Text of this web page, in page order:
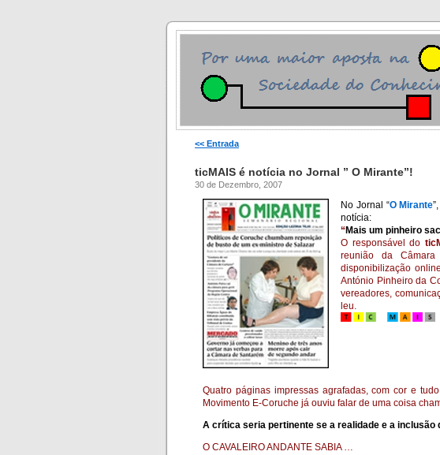
<< Entrada
ticMAIS é notícia no Jornal ” O Mirante”!
30 de Dezembro, 2007
No Jornal “O Mirante
notícia:
“Mais um pinheiro
O responsável do
reunião da
disponibilização
António Pinheiro da
vereadores,
leu.
Quatro páginas impressas agrafadas, com cor e
Movimento E-Coruche já ouviu falar de uma coisa
A crítica seria pertinente se a realidade e a inclusão
O CAVALEIRO ANDANTE SABIA …